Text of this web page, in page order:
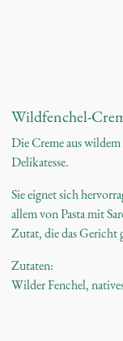
Wildfenchel-
Die Creme aus
Delikatesse.
Sie eignet sich
allem von Pasta mit
Zutat, die das Gericht
Zutaten:
Wilder Fenchel,